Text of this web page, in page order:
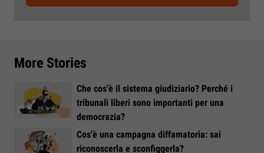
More Stories
Che cos'è il sistema giudiziario? Perché i
tribunali liberi sono importanti per una
democrazia?
Cos'è una campagna diffamatoria: sai
riconoscerla e sconfiggerla?